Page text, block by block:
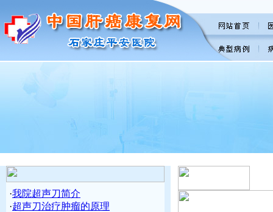
·我院超声刀简介
·超声刀治疗肿瘤的原理